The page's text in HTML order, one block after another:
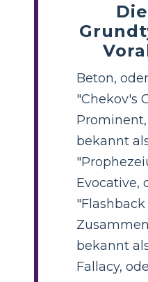
Beton,
"Chekov's
bekannt
Evocative,
bekannt
Fallacy,